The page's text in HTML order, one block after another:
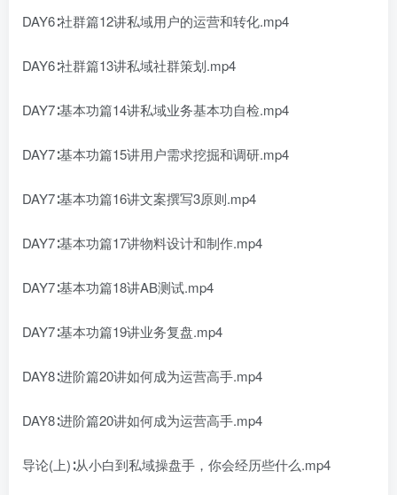
DAY6∶社群篇12讲私域用户的运营和转化.mp4
DAY6∶社群篇13讲私域社群策划.mp4
DAY7∶基本功篇14讲私域业务基本功自检.mp4
DAY7∶基本功篇15讲用户需求挖掘和调研.mp4
DAY7∶基本功篇16讲文案撰写3原则.mp4
DAY7∶基本功篇17讲物料设计和制作.mp4
DAY7∶基本功篇18讲AB测试.mp4
DAY7∶基本功篇19讲业务复盘.mp4
DAY8∶进阶篇20讲如何成为运营高手.mp4
DAY8∶进阶篇20讲如何成为运营高手.mp4
导论(上)∶从小白到私域操盘手，你会经历些什么.mp4